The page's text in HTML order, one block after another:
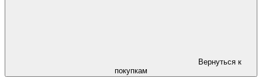
Вернуться к
покупкам